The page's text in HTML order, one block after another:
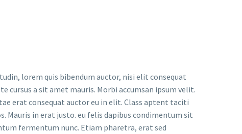
lorem quis bibendum auctor, nisi elit consequat
cursus a sit amet mauris. Morbi accumsan ipsum velit.
erat consequat auctor eu in elit. Class aptent taciti
Mauris in erat justo. eu felis dapibus condimentum sit
fermentum nunc. Etiam pharetra, erat sed